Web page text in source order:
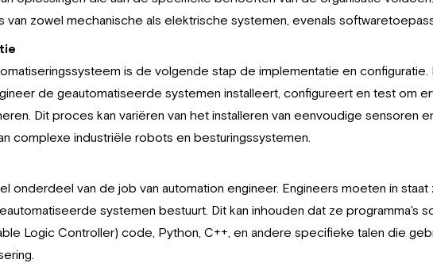
van zowel mechanische als elektrische systemen, evenals
is de volgende stap de implementatie en configuratie.
de geautomatiseerde systemen installeert, configureert en test om
Dit proces kan variëren van het installeren van eenvoudige sensoren
complexe industriële robots en besturingssystemen.
onderdeel van de job van automation engineer. Engineers moeten in staat
systemen bestuurt. Dit kan inhouden dat ze programma's
Logic Controller) code, Python, C++, en andere specifieke talen die